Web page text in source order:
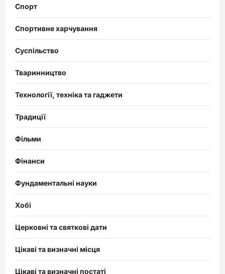
Спорт
Спортивне харчування
Суспільство
Тваринництво
Технології, техніка та гаджети
Традиції
Фільми
Фінанси
Фундаментальні науки
Хобі
Церковні та святкові дати
Цікаві та визначні місця
Цікаві та визначні постаті